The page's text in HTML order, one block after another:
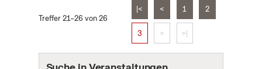
Treffer 21–26 von 26
|< < 1 2
3 > >|